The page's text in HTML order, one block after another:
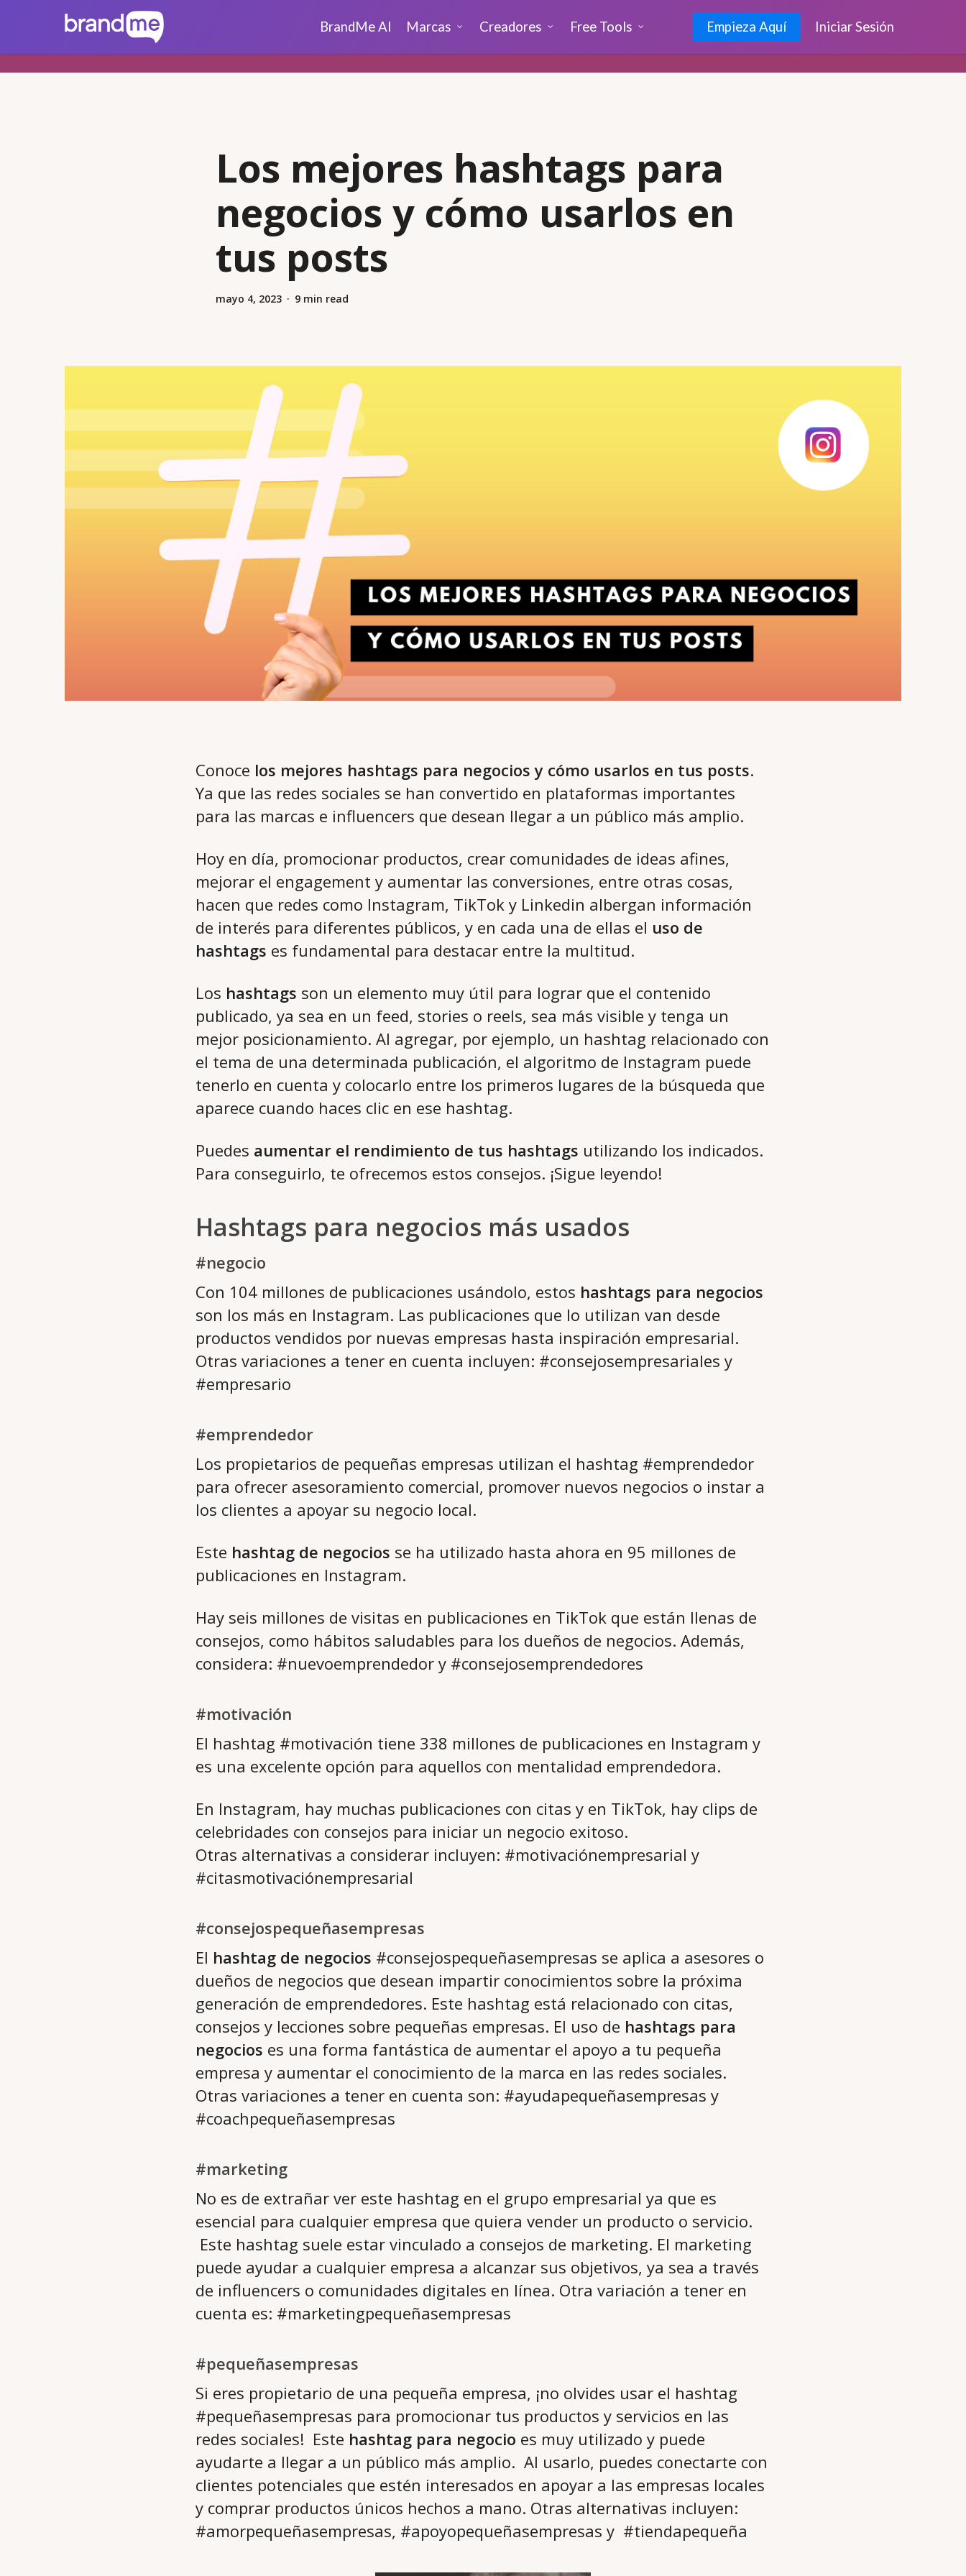
BrandMe AI Marcas Creadores Free Tools Empieza Aquí Iniciar Sesión
Los mejores hashtags para
negocios y cómo usarlos en
tus posts
mayo 4, 2023 9 min read
Conoce los mejores hashtags para negocios y cómo usarlos en tus posts.
Ya que las redes sociales se han convertido en plataformas importantes
para las marcas e influencers que desean llegar a un público más amplio.
Hoy en día, promocionar productos, crear comunidades de ideas afines,
mejorar el engagement y aumentar las conversiones, entre otras cosas,
hacen que redes como Instagram, TikTok y Linkedin albergan información
de interés para diferentes públicos, y en cada una de ellas el uso de
hashtags es fundamental para destacar entre la multitud.
Los hashtags son un elemento muy útil para lograr que el contenido
publicado, ya sea en un feed, stories o reels, sea más visible y tenga un
mejor posicionamiento. Al agregar, por ejemplo, un hashtag relacionado con
el tema de una determinada publicación, el algoritmo de Instagram puede
tenerlo en cuenta y colocarlo entre los primeros lugares de la búsqueda que
aparece cuando haces clic en ese hashtag.
Puedes aumentar el rendimiento de tus hashtags utilizando los indicados.
Para conseguirlo, te ofrecemos estos consejos. ¡Sigue leyendo!
Hashtags para negocios más usados
#negocio
Con 104 millones de publicaciones usándolo, estos hashtags para negocios
son los más en Instagram. Las publicaciones que lo utilizan van desde
productos vendidos por nuevas empresas hasta inspiración empresarial.
Otras variaciones a tener en cuenta incluyen: #consejosempresariales y
#empresario
#emprendedor
Los propietarios de pequeñas empresas utilizan el hashtag #emprendedor
para ofrecer asesoramiento comercial, promover nuevos negocios o instar a
los clientes a apoyar su negocio local.
Este hashtag de negocios se ha utilizado hasta ahora en 95 millones de
publicaciones en Instagram.
Hay seis millones de visitas en publicaciones en TikTok que están llenas de
consejos, como hábitos saludables para los dueños de negocios. Además,
considera: #nuevoemprendedor y #consejosemprendedores
#motivación
El hashtag #motivación tiene 338 millones de publicaciones en Instagram y
es una excelente opción para aquellos con mentalidad emprendedora.
En Instagram, hay muchas publicaciones con citas y en TikTok, hay clips de
celebridades con consejos para iniciar un negocio exitoso.
Otras alternativas a considerar incluyen: #motivaciónempresarial y
#citasmotivaciónempresarial
#consejospequeñasempresas
El hashtag de negocios #consejospequeñasempresas se aplica a asesores o
dueños de negocios que desean impartir conocimientos sobre la próxima
generación de emprendedores. Este hashtag está relacionado con citas,
consejos y lecciones sobre pequeñas empresas. El uso de hashtags para
negocios es una forma fantástica de aumentar el apoyo a tu pequeña
empresa y aumentar el conocimiento de la marca en las redes sociales.
Otras variaciones a tener en cuenta son: #ayudapequeñasempresas y
#coachpequeñasempresas
#marketing
No es de extrañar ver este hashtag en el grupo empresarial ya que es
esencial para cualquier empresa que quiera vender un producto o servicio.
Este hashtag suele estar vinculado a consejos de marketing. El marketing
puede ayudar a cualquier empresa a alcanzar sus objetivos, ya sea a través
de influencers o comunidades digitales en línea. Otra variación a tener en
cuenta es: #marketingpequeñasempresas
#pequeñasempresas
Si eres propietario de una pequeña empresa, ¡no olvides usar el hashtag
#pequeñasempresas para promocionar tus productos y servicios en las
redes sociales! Este hashtag para negocio es muy utilizado y puede
ayudarte a llegar a un público más amplio. Al usarlo, puedes conectarte con
clientes potenciales que estén interesados ​​en apoyar a las empresas locales
y comprar productos únicos hechos a mano. Otras alternativas incluyen:
#amorpequeñasempresas, #apoyopequeñasempresas y #tiendapequeña